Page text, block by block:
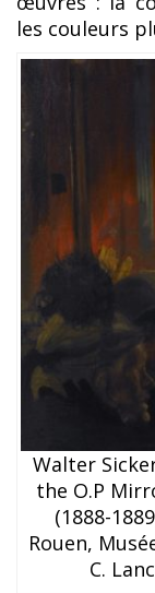
les couleurs
Walter
the O.P
(1888-
Rouen,
C.